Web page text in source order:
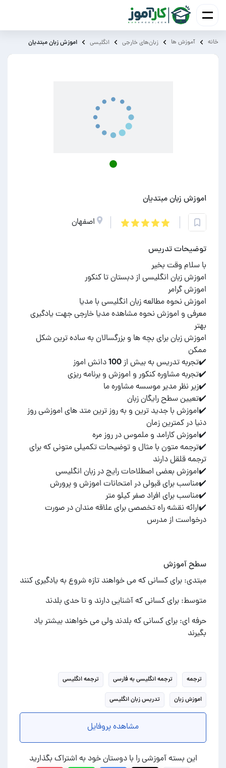
خانه آموزش ‌ها زبان‌های خارجی انگلیسی اموزش زبان مبتدیان
اموزش زبان مبتدیان
اصفهان
توضیحات تدریس
معرفی و اموزش نحوه مشاهده مدیا خارجی جهت یادگیری
اموزش زبان برای بچه ها و بزرگسالان به ساده ترین شکل
✔️اموزش با جدید ترین و به روز ترین متد های اموزشی روز
✔️ترجمه متون با مثال و توضیحات تکمیلی متونی که برای
✔️ارائه نقشه راه تخصصی برای علاقه مندان در صورت
درخواست از مدرس
سطح آموزش
مبتدی: برای کسانی که می خواهند تازه شروع به یادگیری کنند
متوسط: برای کسانی که آشنایی دارند و تا حدی بلدند
حرفه ای: برای کسانی که بلدند ولی می خواهند بیشتر یاد
بگیرند
ترجمه ترجمه انگلیسی به فارسی ترجمه انگلیسی
اموزش زبان تدریس زبان انگلیسی
مشاهده پروفایل
این بسته آموزشی را با دوستان خود به اشتراک بگذارید